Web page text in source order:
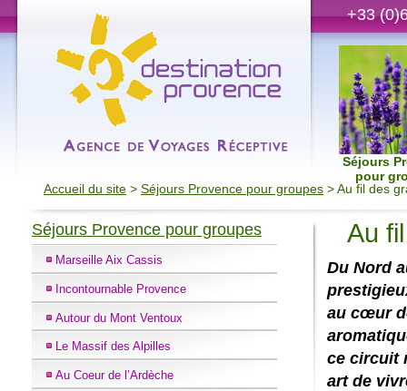
+33
Séjours
pour
Accueil du site > Séjours Provence pour groupes > Au fil des
Séjours Provence pour groupes
Marseille Aix Cassis
Incontournable Provence
Autour du Mont Ventoux
Le Massif des Alpilles
Au Coeur de l’Ardèche
Au
Du Nord
au cœur
ce circuit
art de